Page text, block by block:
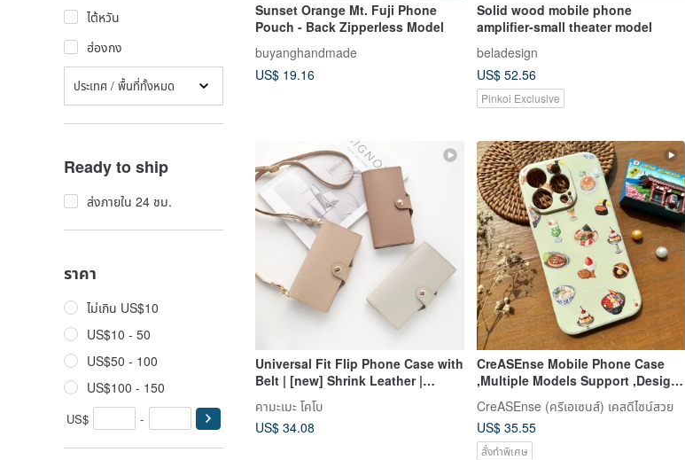
ไต้หวัน
ฮ่องกง
ประเทศ / พื้นที่ทั้งหมด
Ready to ship
ส่งภายใน 24 ชม.
ราคา
ไม่เกิน US$10
US$10 - 50
US$50 - 100
US$100 - 150
US$ -
Sunset Orange Mt. Fuji Phone
Pouch - Back Zipperless Model
buyanghandmade
US$ 19.16
Solid wood mobile phone
amplifier-small theater model
beladesign
US$ 52.56
Pinkoi Exclusive
Universal Fit Flip Phone Case with
Belt | [new] Shrink Leather |
Genuine Leather | Smartphone
Shoulder Strap | Muted Colors |
AS13K
คามะเมะ โคโบ
US$ 34.08
CreASEnse Mobile Phone Case
,Multiple Models Support ,Design
CreASEnse (ครีเอเซนส์) เคสดีไซน์สวย
US$ 35.55
สั่งทำพิเศษ